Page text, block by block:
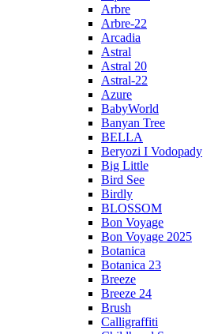
Arbre
Arbre-22
Arcadia
Astral
Astral 20
Astral-22
Azure
BabyWorld
Banyan Tree
BELLA
Beryozi I Vodopady
Big Little
Bird See
Birdly
BLOSSOM
Bon Voyage
Bon Voyage 2025
Botanica
Botanica 23
Breeze
Breeze 24
Brush
Calligraffiti